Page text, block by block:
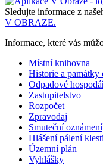
Sledujte informace z
V OBRAZE.
Informace, které vás
Místní knihovna
Historie a památky
Odpadové
Zastupitelstvo
Rozpočet
Zpravodaj
Smuteční oznámení
Hlášení pálení
Územní plán
Vyhlášky